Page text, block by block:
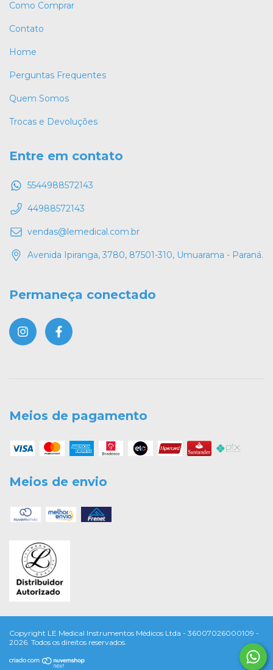
Como Comprar
Contato
Home
Perguntas Frequentes
Quem Somos
Trocas e Devoluções
Entre em contato
5544988572143
44988572143
vendas@lemedical.com.br
Avenida Ipiranga, 3780, 87501-310, Umuarama - Paraná.
Permaneça conectado
Meios de pagamento
Meios de envio
Copyright LE Medical Instrumentos Médicos Ltda - 36007026000109 -
2026. Todos os direitos reservados.